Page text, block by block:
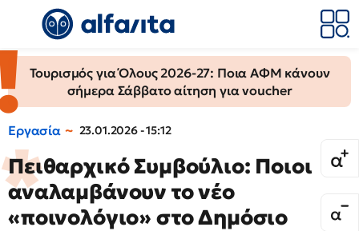
Τουρισμός για Όλους 2026-27: Ποια ΑΦΜ κάνουν
σήμερα Σάββατο αίτηση για voucher
Εργασία 23.01.2026 - 15:12
Πειθαρχικό Συμβούλιο: Ποιοι
αναλαμβάνουν το νέο
«ποινολόγιο» στο Δημόσιο